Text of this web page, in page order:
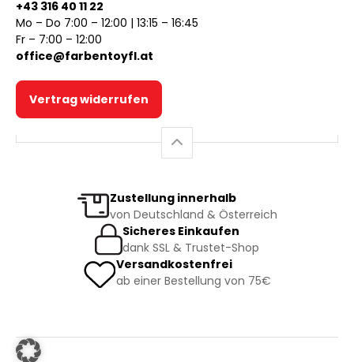
+43 316 40 11 22
Mo – Do 7:00 – 12:00 | 13:15 – 16:45
Fr – 7:00 – 12:00
office@farbentoyfl.at
Vertrag widerrufen
Zustellung innerhalb
von Deutschland & Österreich
Sicheres Einkaufen
dank SSL & Trustet-Shop
Versandkostenfrei
ab einer Bestellung von 75€